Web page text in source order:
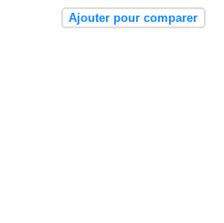
Ajouter pour comparer